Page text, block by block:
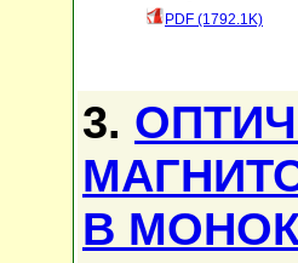
PDF (1792.1K)
3.
В